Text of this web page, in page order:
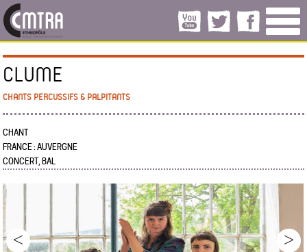
CLUME
CHANTS PERCUSSIFS & PALPITANTS
CHANT
FRANCE : AUVERGNE
CONCERT, BAL
< >